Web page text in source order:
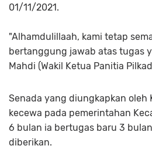
01/11/2021.
"Alhamdulillaah, kami tetap
bertanggung jawab atas tugas
Mahdi (Wakil Ketua Panitia
Senada yang diungkapkan oleh
kecewa pada pemerintahan
6 bulan ia bertugas baru 3
diberikan.